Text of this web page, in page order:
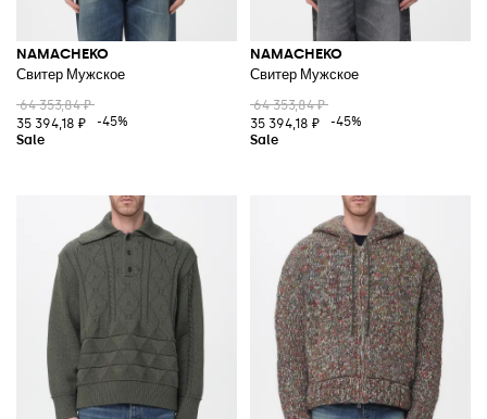
NAMACHEKO
Свитер Мужское
64 353,84 ₽
35 394,18 ₽
-45%
NAMACHEKO
Свитер Мужское
64 353,84 ₽
35 394,18 ₽
-45%